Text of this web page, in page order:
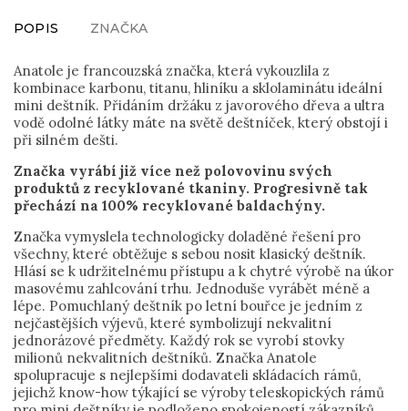
POPIS ZNAČKA
Anatole je francouzská značka, která vykouzlila z
kombinace karbonu, titanu, hliníku a sklolaminátu ideální
mini deštník. Přidáním držáku z javorového dřeva a ultra
vodě odolné látky máte na světě deštníček, který obstojí i
při silném dešti.
Značka vyrábí již více než polovovinu svých
produktů z recyklované tkaniny. Progresivně tak
přechází na 100% recyklované baldachýny.
Značka vymyslela technologicky doladěné řešení pro
všechny, které obtěžuje s sebou nosit klasický deštník.
Hlásí se k udržitelnému přístupu a k chytré výrobě na úkor
masovému zahlcování trhu. Jednoduše vyrábět méně a
lépe. Pomuchlaný deštník po letní bouřce je jedním z
nejčastějších výjevů, které symbolizují nekvalitní
jednorázové předměty. Každý rok se vyrobí stovky
milionů nekvalitních deštníků. Značka Anatole
spolupracuje s nejlepšími dodavateli skládacích rámů,
jejichž know-how týkající se výroby teleskopických rámů